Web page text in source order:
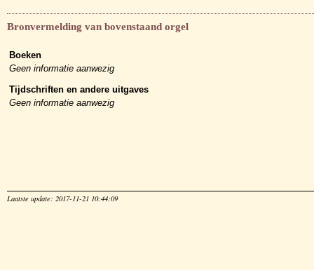
Bronvermelding van bovenstaand orgel
Boeken
Geen informatie aanwezig
Tijdschriften en andere uitgaves
Geen informatie aanwezig
Laatste update: 2017-11-21 10:44:09